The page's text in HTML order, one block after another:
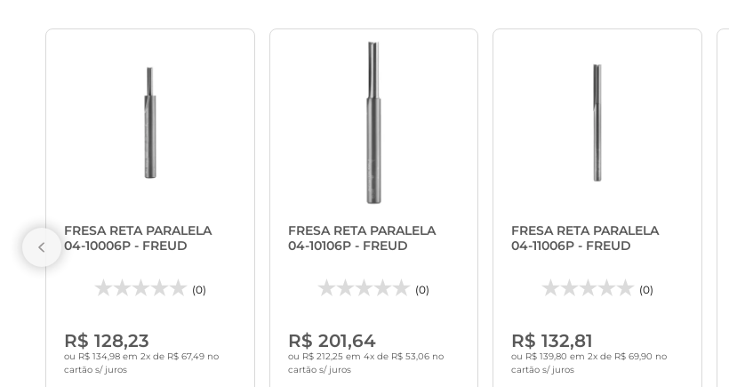
FRESA RETA PARALELA
04-10006P - FREUD
(0)
R$ 128,23
ou R$ 134,98 em 2x de R$ 67,49 no
cartão s/ juros
FRESA RETA PARALELA
04-10106P - FREUD
(0)
R$ 201,64
ou R$ 212,25 em 4x de R$ 53,06 no
cartão s/ juros
FRESA RETA PARALELA
04-11006P - FREUD
(0)
R$ 132,81
ou R$ 139,80 em 2x de R$ 69,90 no
cartão s/ juros